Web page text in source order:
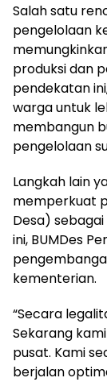
Salah satu
pengelolaan
produksi dan
pendekatan
warga untuk
membangun
pengelolaan
Langkah lain
memperkuat
Desa)
ini, BUMDes
kementerian.
“Secara
Sekarang
pusat. Kami
berjalan